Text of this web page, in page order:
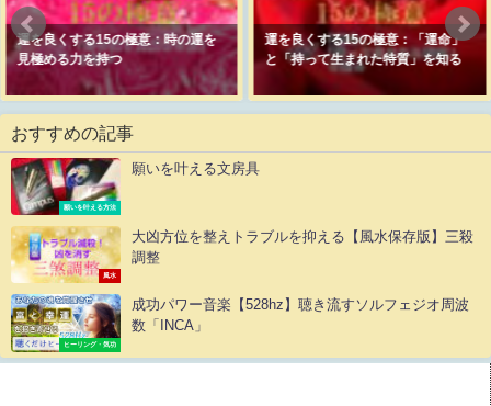
運を良くする15の極意：時の運を
見極める力を持つ
運を良くする15の極意：「運命」
と「持って生まれた特質」を知る
おすすめの記事
願いを叶える方法
願いを叶える文房具
風水
大凶方位を整えトラブルを抑える【風水保存版】三殺
調整
ヒーリング・気功
成功パワー音楽【528hz】聴き流すソルフェジオ周波
数「INCA」